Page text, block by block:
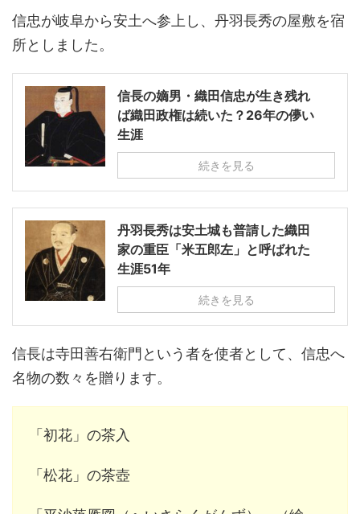
信忠が岐阜から安土へ参上し、丹羽長秀の屋敷を宿
所としました。
信長の嫡男・織田信忠が生き残れ
ば織田政権は続いた？26年の儚い
生涯
続きを見る
丹羽長秀は安土城も普請した織田
家の重臣「米五郎左」と呼ばれた
生涯51年
続きを見る
信長は寺田善右衛門という者を使者として、信忠へ
名物の数々を贈ります。
「初花」の茶入
「松花」の茶壺